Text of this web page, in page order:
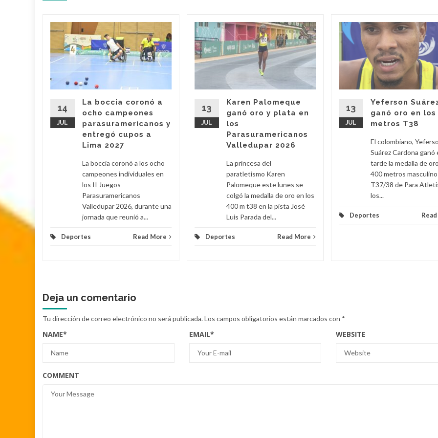
14
JUL
La boccia coronó a
ocho campeones
parasuramericanos y
entregó cupos a
Lima 2027
La boccia coronó a los ocho
campeones individuales en
los II Juegos
Parasuramericanos
Valledupar 2026, durante una
jornada que reunió a...
Deportes Read More
13
JUL
Karen Palomeque
ganó oro y plata en
los
Parasuramericanos
Valledupar 2026
La princesa del
paratletismo Karen
Palomeque este lunes se
colgó la medalla de oro en los
400 m t38 en la pista José
Luis Parada del...
Deportes Read More
13
JUL
Yeferson
ganó oro en los
metros T38
El colombiano,
Suárez Cardona ganó
tarde la medalla de
400 metros masculino
T37/38 de Para
los...
Deportes
Deja un comentario
Tu dirección de correo electrónico no será publicada.Los campos obligatorios están marcados con *
NAME* EMAIL* WEBSITE
COMMENT